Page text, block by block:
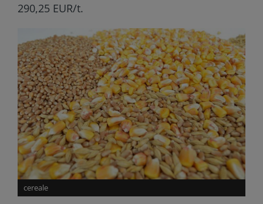
290,25 EUR/t.
cereale